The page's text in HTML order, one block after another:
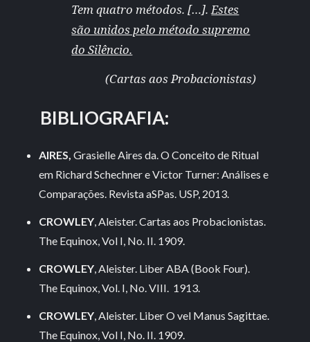
Tem quatro métodos. […].Estes
são unidos pelo método supremo
do Silêncio.
(Cartas aos Probacionistas)
BIBLIOGRAFIA:
AIRES,Grasielle Aires da. O Conceito de Ritual
em Richard Schechner e Victor Turner: Análises e
Comparações. Revista aSPas. USP, 2013.
CROWLEY, Aleister. Cartas aos Probacionistas.
The Equinox, Vol I, No. II. 1909.
CROWLEY, Aleister. Liber ABA (Book Four).
The Equinox, Vol. I, No. VIII. 1913.
CROWLEY, Aleister. Liber O vel Manus Sagittae.
The Equinox, Vol I, No. II. 1909.